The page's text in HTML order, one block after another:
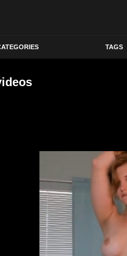
TAGS